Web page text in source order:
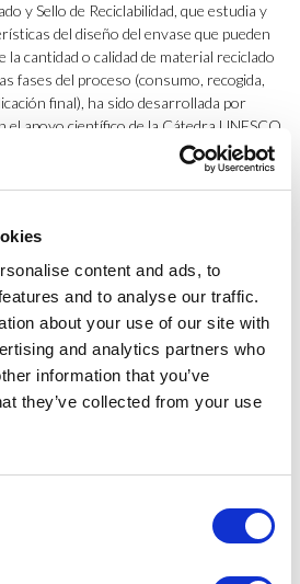
content and ads, to
and to analyse our traffic.
about your use of our site with
and analytics partners who
information that you’ve
they’ve collected from your use
y Sello de Reciclabilidad, que estudia y
del diseño del envase que pueden
cantidad o calidad de material reciclado
fases del proceso (consumo, recogida,
final), ha sido desarrollada por
el apoyo científico de la Cátedra UNESCO
en la revisión continua de la
de revisor externo de cada evaluación
a los procedimientos a seguir,
ser reincorporado a un ciclo
SGS International Certification
y avala el proceso de concesión del
de uso del Sello.
representados por el Gremi de la
aglutina a más de 300 empresas
y al reciclaje de envases, los profesionales
en la metodología y evaluaciones
plantas de los gestores de residuos.
promoverá entre sus más de 80